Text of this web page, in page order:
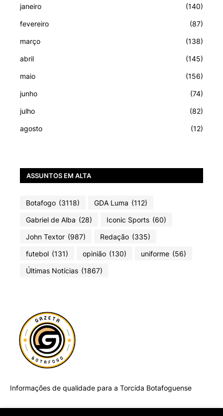
janeiro (140)
fevereiro (87)
março (138)
abril (145)
maio (156)
junho (74)
julho (82)
agosto (12)
ASSUNTOS EM ALTA
Botafogo (3118) GDA Luma (112)
Gabriel de Alba (28) Iconic Sports (60)
John Textor (987) Redação (335)
futebol (131) opinião (130) uniforme (56)
Últimas Notícias (1867)
Informações de qualidade para a Torcida Botafoguense